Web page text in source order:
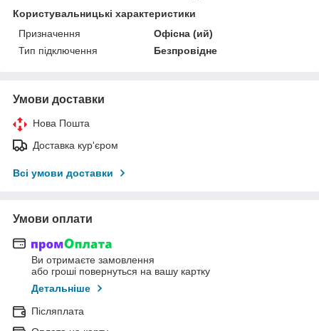
Користувальницькі характеристики
Призначення
Офісна (ий)
Тип підключення
Безпровідне
Умови доставки
Нова Пошта
Доставка кур'єром
Всі умови доставки
Умови оплати
Ви отримаєте замовлення
або гроші повернуться на вашу картку
Детальніше
Післяплата